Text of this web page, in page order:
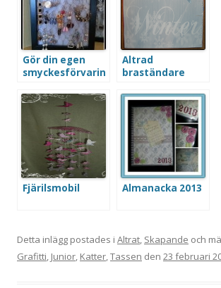
Gör din egen
smyckesförvarin
Altrad
braständare
Fjärilsmobil Almanacka 2013
Detta inlägg postades i Altrat, Skapande och
Grafitti, Junior, Katter,Tassen den 23 februari